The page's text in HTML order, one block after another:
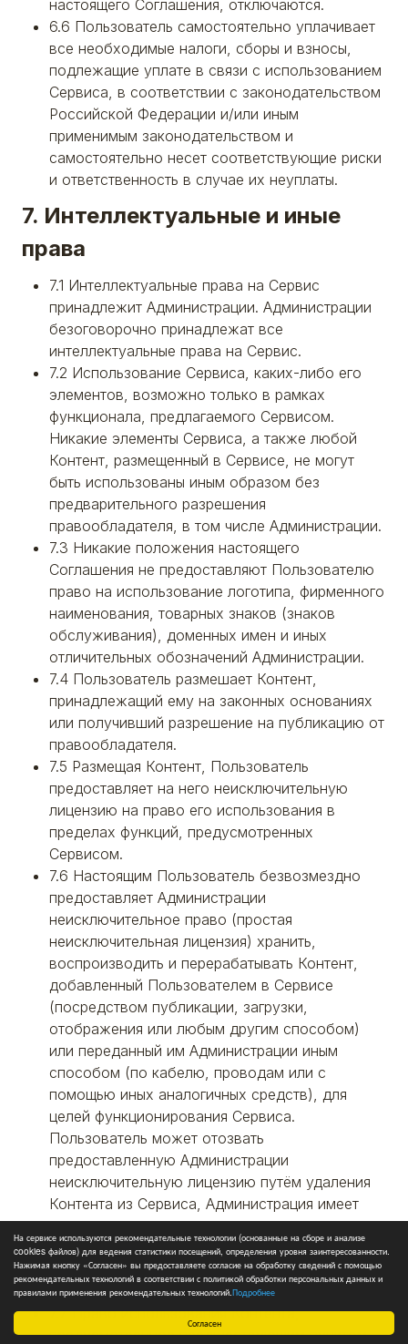
На сервисе используются рекомендательные технологии (основанные на сборе и анализе
cookies файлов) для ведения статистики посещений, определения уровня заинтересованности.
Нажимая кнопку «Согласен» вы предоставляете согласие на обработку сведений с помощью
рекомендательных технологий в соответствии с политикой обработки персональных данных и
правилами применения рекомендательных технологий.Подробнее
Согласен
настоящего Соглашения, отключаются.
6.6 Пользователь самостоятельно уплачивает
все необходимые налоги, сборы и взносы,
подлежащие уплате в связи с использованием
Сервиса, в соответствии с законодательством
Российской Федерации и/или иным
применимым законодательством и
самостоятельно несет соответствующие риски
и ответственность в случае их неуплаты.
7. Интеллектуальные и иные
права
7.1 Интеллектуальные права на Сервис
принадлежит Администрации. Администрации
безоговорочно принадлежат все
интеллектуальные права на Сервис.
7.2 Использование Сервиса, каких-либо его
элементов, возможно только в рамках
функционала, предлагаемого Сервисом.
Никакие элементы Сервиса, а также любой
Контент, размещенный в Сервисе, не могут
быть использованы иным образом без
предварительного разрешения
правообладателя, в том числе Администрации.
7.3 Никакие положения настоящего
Соглашения не предоставляют Пользователю
право на использование логотипа, фирменного
наименования, товарных знаков (знаков
обслуживания), доменных имен и иных
отличительных обозначений Администрации.
7.4 Пользователь размешает Контент,
принадлежащий ему на законных основаниях
или получивший разрешение на публикацию от
правообладателя.
7.5 Размещая Контент, Пользователь
предоставляет на него неисключительную
лицензию на право его использования в
пределах функций, предусмотренных
Сервисом.
7.6 Настоящим Пользователь безвозмездно
предоставляет Администрации
неисключительное право (простая
неисключительная лицензия) хранить,
воспроизводить и перерабатывать Контент,
добавленный Пользователем в Сервисе
(посредством публикации, загрузки,
отображения или любым другим способом)
или переданный им Администрации иным
способом (по кабелю, проводам или с
помощью иных аналогичных средств), для
целей функционирования Сервиса.
Пользователь может отозвать
предоставленную Администрации
неисключительную лицензию путём удаления
Контента из Сервиса, Администрация имеет
право хранить архивные копии удаленного
Контента в целях функционирования Сервиса,
такое хранение не является нарушением
исключительных прав.
7.7 Право использования Контента,
предусмотренное предшествующим пунктом,